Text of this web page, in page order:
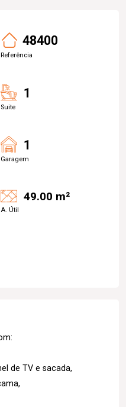
48400
Referência
1
Suite
1
Garagem
49.00 m²
A. Útil
de TV e sacada,